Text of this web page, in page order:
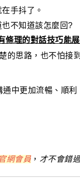
手抖了。
不知道該怎麼回?
條理的對話技巧能
的思路，也不怕接
通中更加流暢、順利
網會員 ， 才不會錯